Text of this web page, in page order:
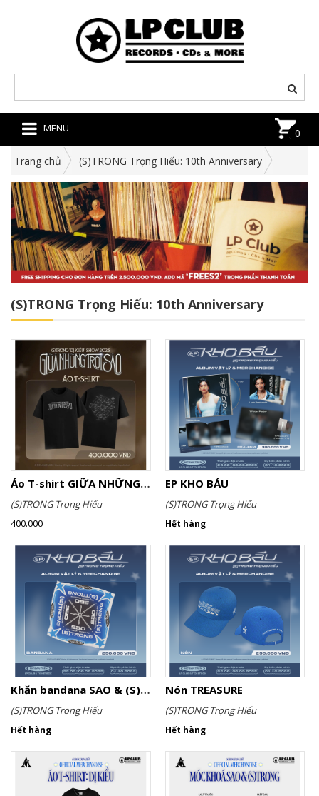
MENU 0
Trang chủ (S)TRONG Trọng Hiếu: 10th Anniversary
(S)TRONG Trọng Hiếu: 10th Anniversary
Áo T-shirt GIỮA NHỮNG TRỜI SAO
(S)TRONG Trọng Hiếu
400.000
EP KHO BÁU
(S)TRONG Trọng Hiếu
Hết hàng
Khăn bandana SAO & (S)TRONG (KHO BÁU ver.)
(S)TRONG Trọng Hiếu
Hết hàng
Nón TREASURE
(S)TRONG Trọng Hiếu
Hết hàng